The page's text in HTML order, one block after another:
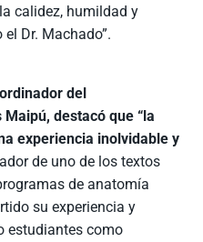
calidez, humildad y
Dr. Machado”.
del
destacó que “la
experiencia inolvidable y
de uno de los textos
de anatomía
su experiencia y
estudiantes como